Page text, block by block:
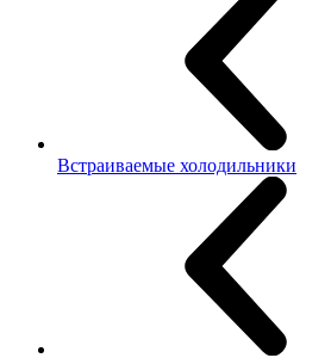
Встраиваемые холодильники